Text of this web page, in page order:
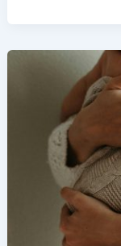
Adige:
Meditazione,
Forest
Bathing